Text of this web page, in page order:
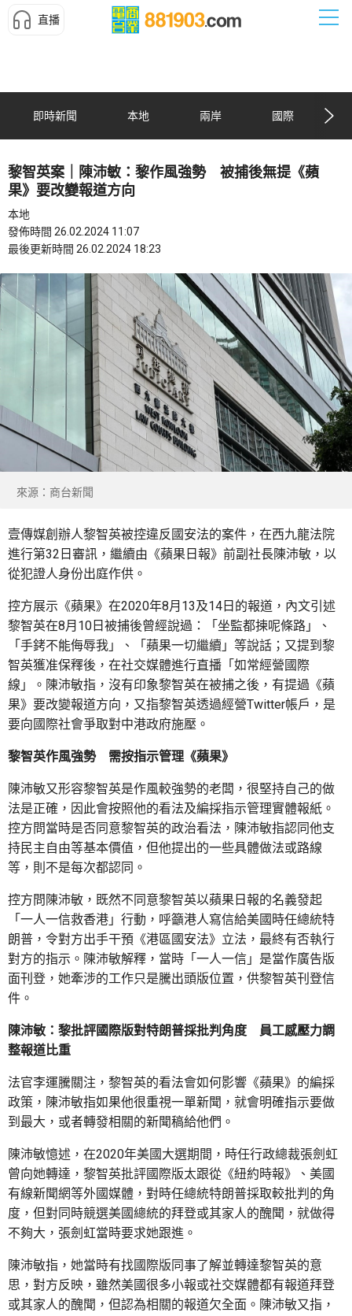
直播
即時新聞 本地 兩岸 國際
黎智英案｜陳沛敏：黎作風強勢 被捕後無提《蘋
果》要改變報道方向
本地
發佈時間 26.02.2024 11:07
最後更新時間 26.02.2024 18:23
來源：商台新聞
壹傳媒創辦人黎智英被控違反國安法的案件，在西九龍法院
進行第32日審訊，繼續由《蘋果日報》前副社長陳沛敏，以
從犯證人身份出庭作供。
控方展示《蘋果》在2020年8月13及14日的報道，內文引述
黎智英在8月10日被捕後曾經說過：「坐監都揀呢條路」、
「手銬不能侮辱我」、「蘋果一切繼續」等說話；又提到黎
智英獲准保釋後，在社交媒體進行直播「如常經營國際
線」。陳沛敏指，沒有印象黎智英在被捕之後，有提過《蘋
果》要改變報道方向，又指黎智英透過經營Twitter帳戶，是
要向國際社會爭取對中港政府施壓。
黎智英作風強勢 需按指示管理《蘋果》
陳沛敏又形容黎智英是作風較強勢的老闆，很堅持自己的做
法是正確，因此會按照他的看法及編採指示管理實體報紙。
控方問當時是否同意黎智英的政治看法，陳沛敏指認同他支
持民主自由等基本價值，但他提出的一些具體做法或路線
等，則不是每次都認同。
控方問陳沛敏，既然不同意黎智英以蘋果日報的名義發起
「一人一信救香港」行動，呼籲港人寫信給美國時任總統特
朗普，令對方出手干預《港區國安法》立法，最終有否執行
對方的指示。陳沛敏解釋，當時「一人一信」是當作廣告版
面刊登，她牽涉的工作只是騰出頭版位置，供黎智英刊登信
件。
陳沛敏：黎批評國際版對特朗普採批判角度 員工感壓力調
整報道比重
法官李運騰關注，黎智英的看法會如何影響《蘋果》的編採
政策，陳沛敏指如果他很重視一單新聞，就會明確指示要做
到最大，或者轉發相關的新聞稿給他們。
陳沛敏憶述，在2020年美國大選期間，時任行政總裁張劍虹
曾向她轉達，黎智英批評國際版太跟從《紐約時報》、美國
有線新聞網等外國媒體，對時任總統特朗普採取較批判的角
度，但對同時競選美國總統的拜登或其家人的醜聞，就做得
不夠大，張劍虹當時要求她跟進。
陳沛敏指，她當時有找國際版同事了解並轉達黎智英的意
思，對方反映，雖然美國很多小報或社交媒體都有報道拜登
或其家人的醜聞，但認為相關的報道欠全面。陳沛敏又指，